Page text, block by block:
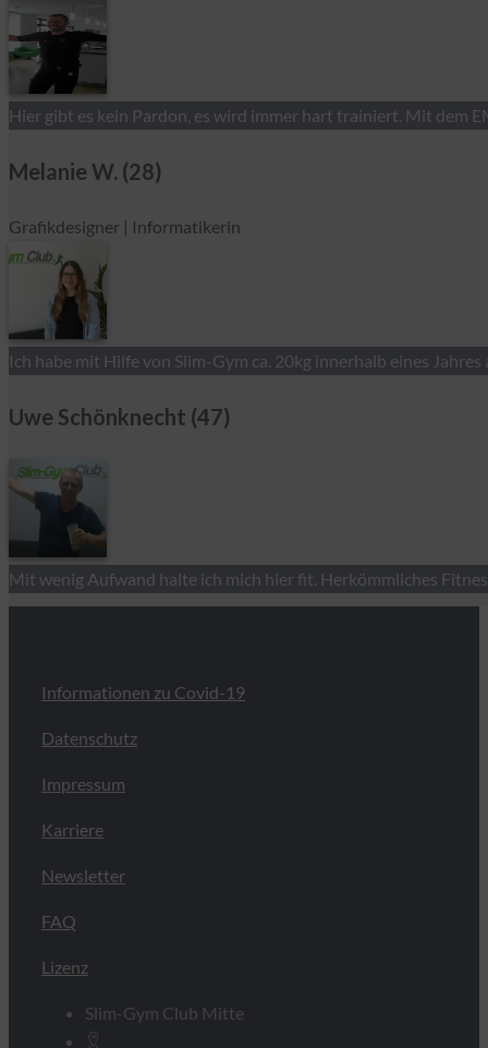
Hier gibt es kein Pardon, es wird immer hart trainiert. Mit dem
Melanie W. (28)
Grafikdesigner | Informatikerin
Ich habe mit Hilfe von Slim-Gym ca. 20kg innerhalb eines
Uwe Schönknecht (47)
Mit wenig Aufwand halte ich mich hier fit. Herkömmliches
Informationen zu Covid-19
Datenschutz
Impressum
Karriere
Newsletter
FAQ
Lizenz
Slim-Gym Club Mitte